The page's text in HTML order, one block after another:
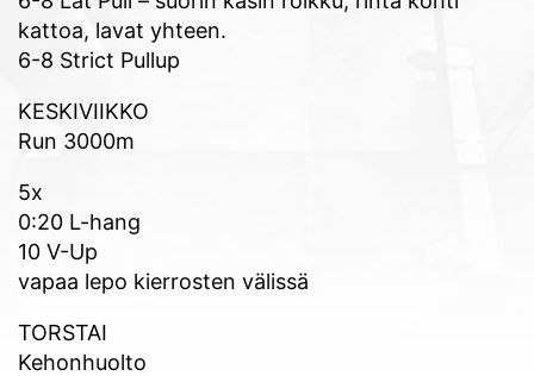
kattoa, lavat yhteen.
6-8 Strict Pullup
KESKIVIIKKO
Run 3000m
5x
0:20 L-hang
10 V-Up
vapaa lepo kierrosten välissä
TORSTAI
Kehonhuolto